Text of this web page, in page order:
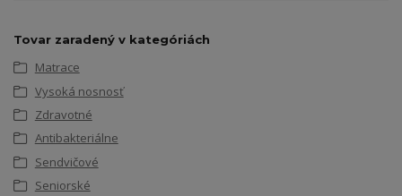
Tovar zaradený v kategóriách
Matrace
Vysoká nosnosť
Zdravotné
Antibakteriálne
Sendvičové
Seniorské